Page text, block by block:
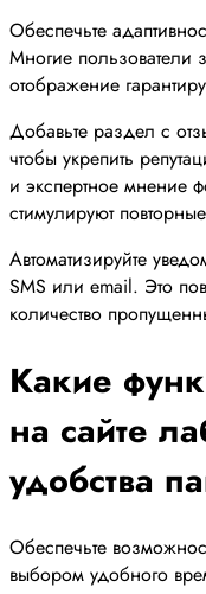
Обеспечьте
Многие пользователи
отображение
Добавьте раздел с
чтобы укрепить
и экспертное мнение
стимулируют
Автоматизируйте
SMS или email. Это
количество
Какие
на сайте
удобства
Обеспечьте
выбором удобного